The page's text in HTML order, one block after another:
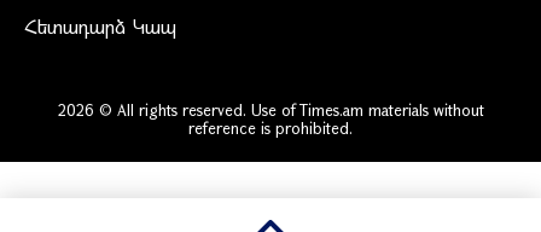
Հետադարձ Կապ
2026 © All rights reserved. Use of Times.am materials without
reference is prohibited.